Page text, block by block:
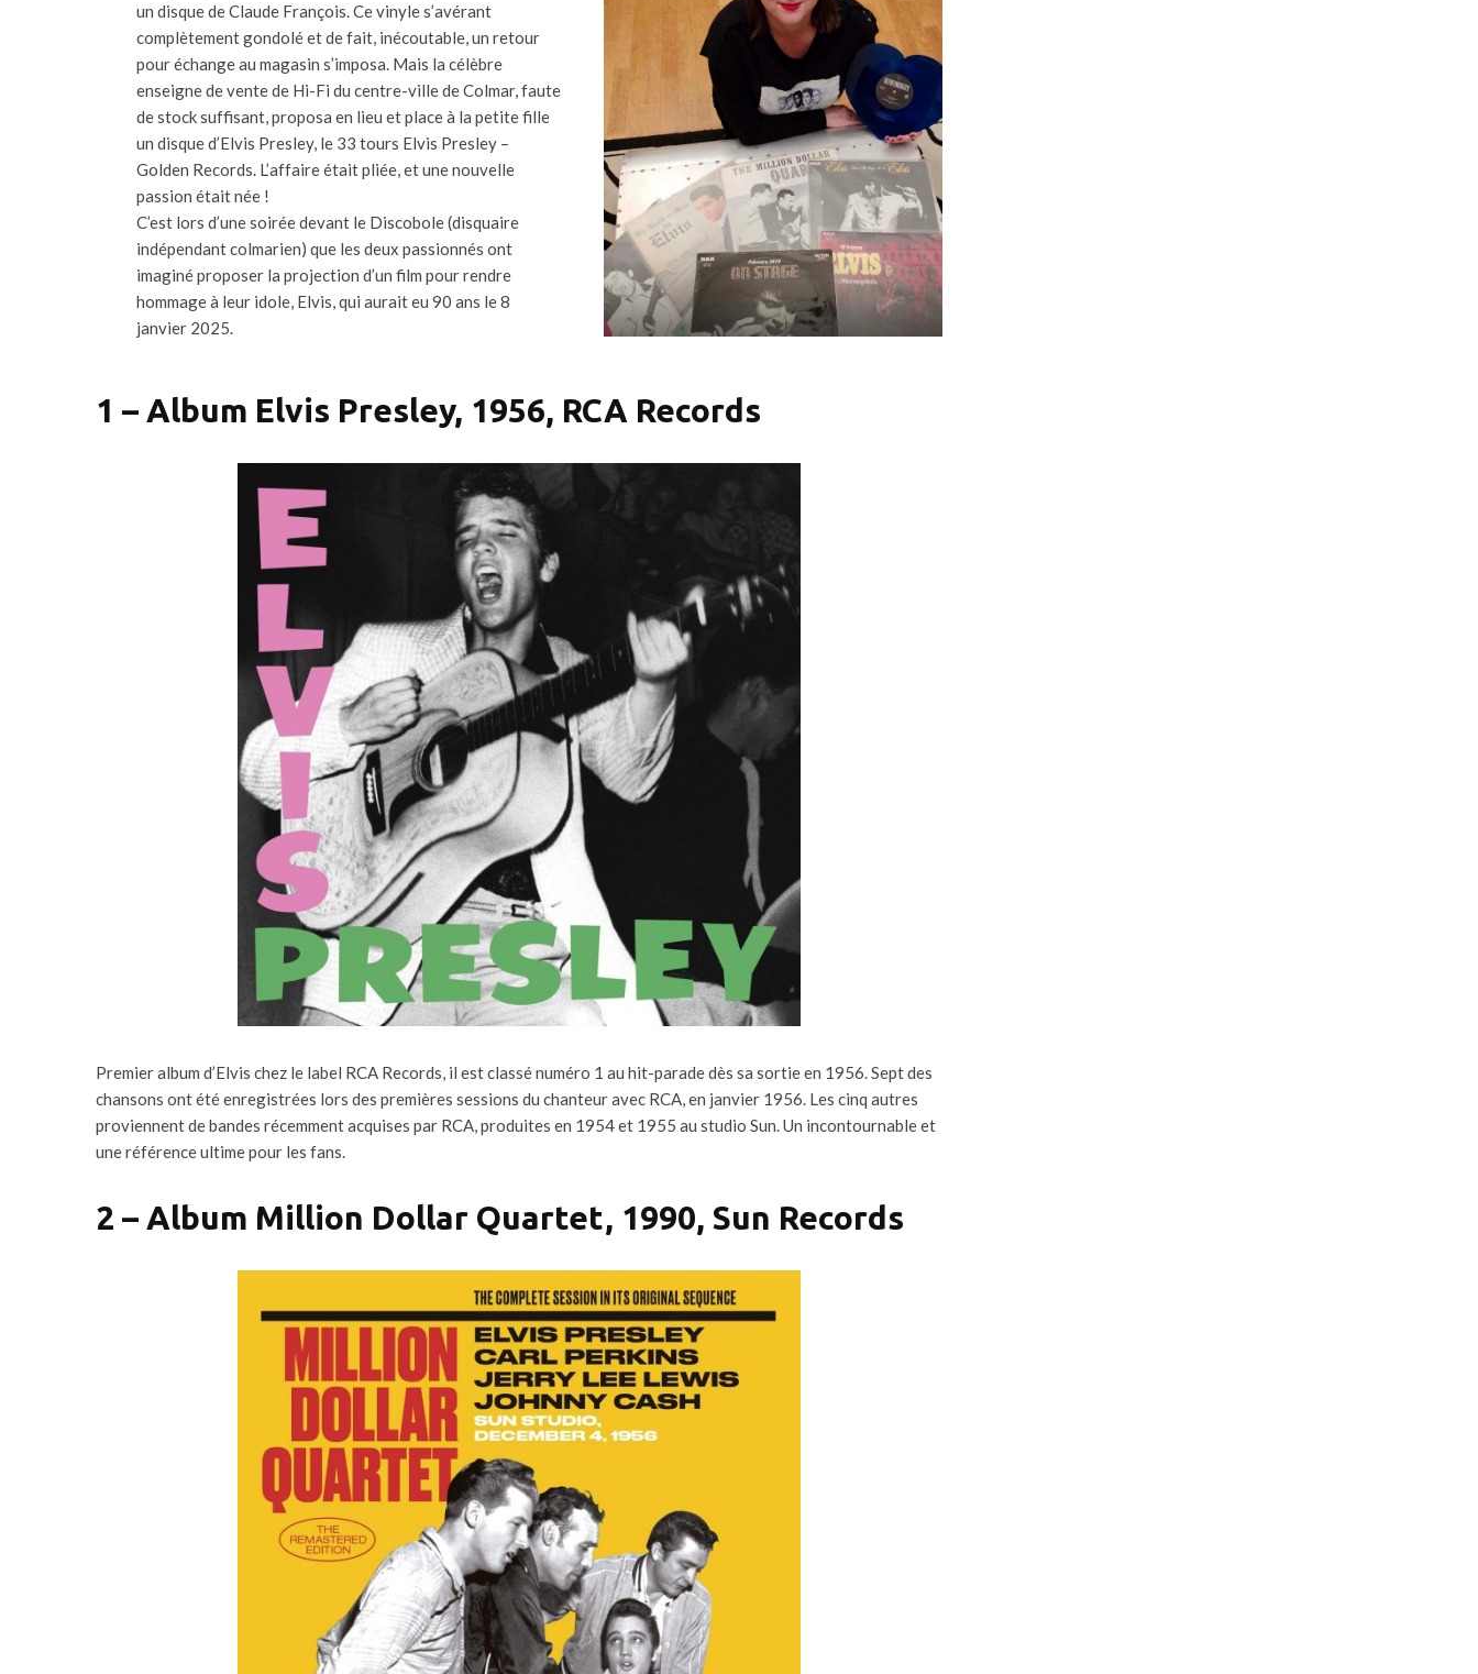
un disque de Claude François. Ce vinyle s’avérant
complètement gondolé et de fait, inécoutable, un retour
pour échange au magasin s’imposa. Mais la célèbre
enseigne de vente de Hi-Fi du centre-ville de Colmar, faute
de stock suffisant, proposa en lieu et place à la petite fille
un disque d’Elvis Presley, le 33 tours Elvis Presley –
Golden Records. L’affaire était pliée, et une nouvelle
passion était née !
C’est lors d’une soirée devant le Discobole (disquaire
indépendant colmarien) que les deux passionnés ont
imaginé proposer la projection d’un film pour rendre
hommage à leur idole, Elvis, qui aurait eu 90 ans le 8
janvier 2025.
1 – Album Elvis Presley, 1956, RCA Records
Premier album d’Elvis chez le label RCA Records, il est classé numéro 1 au hit-parade dès sa sortie en 1956. Sept des
chansons ont été enregistrées lors des premières sessions du chanteur avec RCA, en janvier 1956. Les cinq autres
proviennent de bandes récemment acquises par RCA, produites en 1954 et 1955 au studio Sun. Un incontournable et
une référence ultime pour les fans.
2 – Album Million Dollar Quartet, 1990, Sun Records